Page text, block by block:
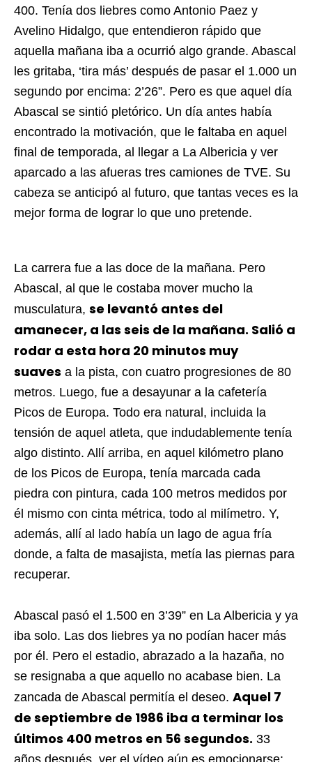
400. Tenía dos liebres como Antonio Paez y
Avelino Hidalgo, que entendieron rápido que
aquella mañana iba a ocurrió algo grande. Abascal
les gritaba, ‘tira más’ después de pasar el 1.000 un
segundo por encima: 2’26”. Pero es que aquel día
Abascal se sintió pletórico. Un día antes había
encontrado la motivación, que le faltaba en aquel
final de temporada, al llegar a La Albericia y ver
aparcado a las afueras tres camiones de TVE. Su
cabeza se anticipó al futuro, que tantas veces es la
mejor forma de lograr lo que uno pretende.
La carrera fue a las doce de la mañana. Pero
Abascal, al que le costaba mover mucho la
musculatura, se levantó antes del
amanecer, a las seis de la mañana. Salió a
rodar a esta hora 20 minutos muy
suaves a la pista, con cuatro progresiones de 80
metros. Luego, fue a desayunar a la cafetería
Picos de Europa. Todo era natural, incluida la
tensión de aquel atleta, que indudablemente tenía
algo distinto. Allí arriba, en aquel kilómetro plano
de los Picos de Europa, tenía marcada cada
piedra con pintura, cada 100 metros medidos por
él mismo con cinta métrica, todo al milímetro. Y,
además, allí al lado había un lago de agua fría
donde, a falta de masajista, metía las piernas para
recuperar.
Abascal pasó el 1.500 en 3’39” en La Albericia y ya
iba solo. Las dos liebres ya no podían hacer más
por él. Pero el estadio, abrazado a la hazaña, no
se resignaba a que aquello no acabase bien. La
zancada de Abascal permitía el deseo. Aquel 7
de septiembre de 1986 iba a terminar los
últimos 400 metros en 56 segundos. 33